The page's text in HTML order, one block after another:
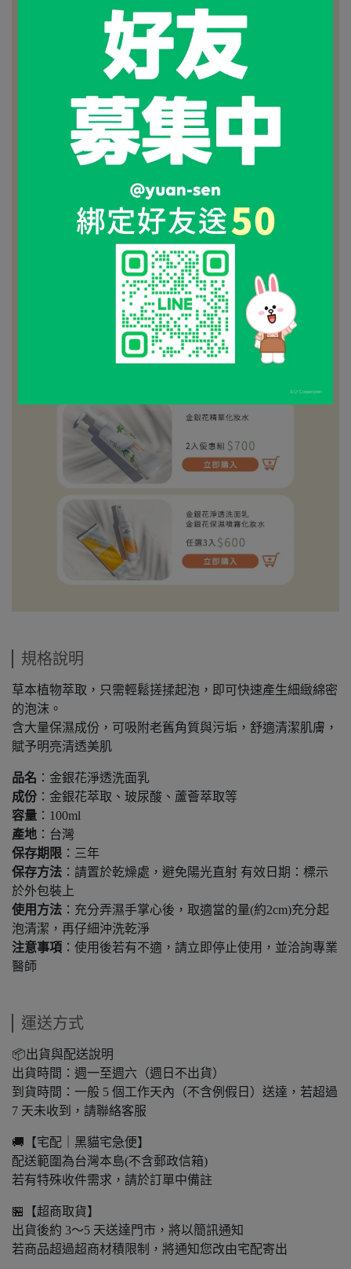
規格說明
草本植物萃取，只需輕鬆搓揉起泡，即可快速產生細緻綿密
的泡沫。
含大量保濕成份，可吸附老舊角質與污垢，舒適清潔肌膚，
賦予明亮清透美肌
品名 ：金銀花淨透洗面乳
成份 ：金銀花萃取、玻尿酸、蘆薈萃取等
容量 ：100ml
產地 ：台灣
保存期限 ：三年
保存方法 ：請置於乾燥處，避免陽光直射 有效日期：標示
於外包裝上
使用方法 ：充分弄濕手掌心後，取適當的量(約2cm)充分起
泡清潔，再仔細沖洗乾淨
注意事項 ：使用後若有不適，請立即停止使用，並洽詢專業
醫師
運送方式
📦出貨與配送說明
出貨時間：週一至週六（週日不出貨）
到貨時間：一般 5 個工作天內（不含例假日）送達，若超過
7 天未收到，請聯絡客服
🚚【宅配｜黑貓宅急便】
配送範圍為台灣本島(不含郵政信箱)
若有特殊收件需求，請於訂單中備註
🏪【超商取貨】
出貨後約 3～5 天送達門市，將以簡訊通知
若商品超過超商材積限制，將通知您改由宅配寄出